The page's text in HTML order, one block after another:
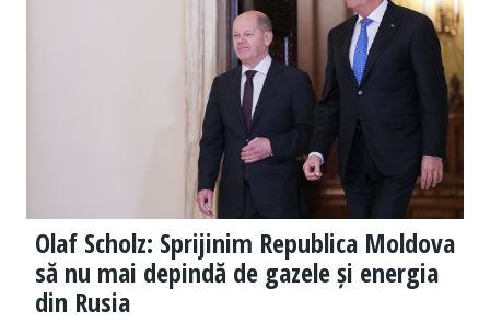
Olaf Scholz: Sprijinim Republica Moldova
să nu mai depindă de gazele și energia
din Rusia